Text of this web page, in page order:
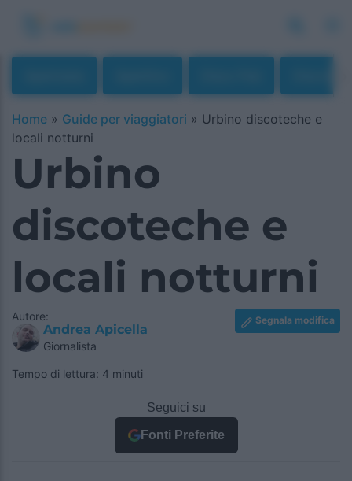
Home » Guide per viaggiatori » Urbino discoteche e
locali notturni
Urbino
discoteche e
locali notturni
Autore:
Andrea Apicella
Giornalista
Segnala modifica
Tempo di lettura: 4 minuti
Seguici su
Fonti Preferite